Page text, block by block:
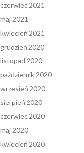
czerwiec 2021
maj 2021
kwiecień 2021
grudzień 2020
listopad 2020
październik 2020
wrzesień 2020
sierpień 2020
czerwiec 2020
maj 2020
kwiecień 2020